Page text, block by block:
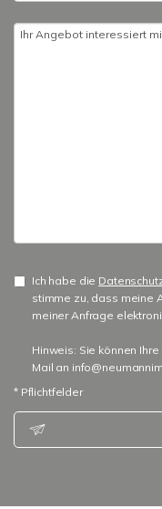
Ich habe die
stimme zu, dass meine
meiner Anfrage
Hinweis: Sie können
Mail an
* Pflichtfelder